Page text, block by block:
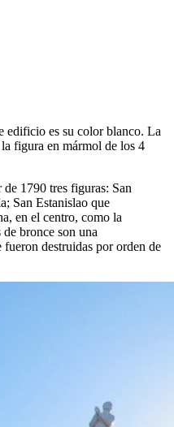
edificio es su color blanco. La
figura en mármol de los 4
1790 tres figuras: San
San Estanislao que
en el centro, como la
bronce son una
destruidas por orden de